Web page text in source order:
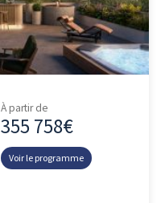
À partir de
355 758€
Voir le programme